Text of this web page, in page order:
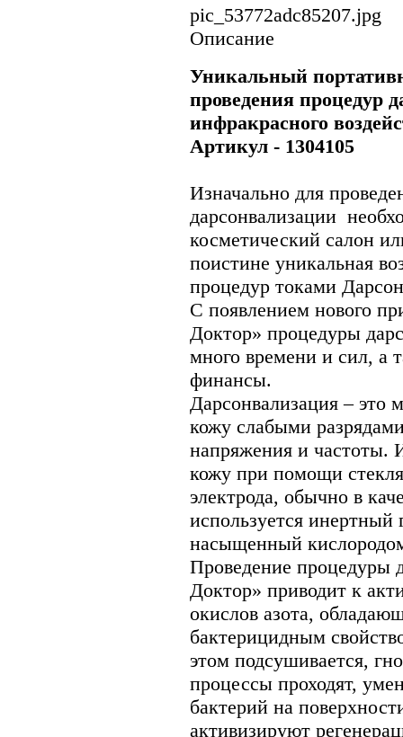
pic_53772adc85207.jpg
Описание
Уникальный
проведения процедур
инфракрасного
Артикул - 1304105
Изначально для
дарсонвализации
косметический салон
поистине уникальная
процедур токами
С появлением нового
Доктор» процедуры
много времени и сил, а
финансы.
Дарсонвализация – это
кожу слабыми
напряжения и частоты.
кожу при помощи
электрода, обычно в
используется инертный
насыщенный
Проведение процедуры
Доктор» приводит к
окислов азота,
бактерицидным
этом подсушивается,
процессы проходят,
бактерий на
активизируют